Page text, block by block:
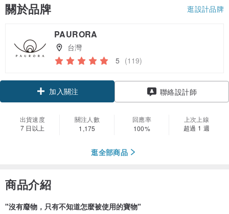
關於品牌 逛設計品牌
PAURORA
台灣
5 (119)
加入關注 聯絡設計師
出貨速度
7 日以上
關注人數
1,175
回應率
100%
上次上線
超過 1 週
逛全部商品
商品介紹
"沒有廢物，只有不知道怎麼被使用的寶物"